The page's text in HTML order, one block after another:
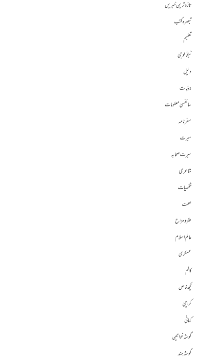
تازہ ترین خبریں
تبصرہ کتب
تعلیم
ٹیکنالوجی
دلیل
دینیات
سائنسی معلومات
سفرنامہ
سیرت
سیرت صحابہ
شاعری
شخصیات
صحت
طنز و مزاح
عالم اسلام
عسکری
کالم
کچھ خاص
کراچی
کہانی
گوشہ خواتین
گوشہ ہند